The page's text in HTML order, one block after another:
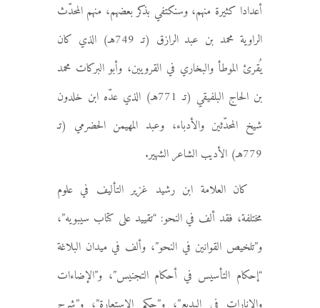
أعدادا كثيرة منهم، وسنكتفي بذكر بعضهم، منهم المحدّث
الراوية محمد بن عبد الرازق (تـ 749هـ) الذي كان
يُقرئ الموطأ والبخاري في القرويين، وأبو البركات محمد
بن الحاج البلفيقي (تـ 771هـ) الذي عدّه ابن خلدون
شيخ المحدّثين والأدباء، وعبد المهيمن الحضرمي (تـ
779هـ) الأديب الشاعر الشهير.
كان العلامة ابن رشيد غزير التأليف في علوم
مختلفة، فقد ألف في النحو: “تقييد على كتاب سيبويه”،
و”تلخيص القوانين في النحو”، وألف في ميدان البلاغة
“إحكام التأسيس في أحكام التجنيس”، و”الإضاءات